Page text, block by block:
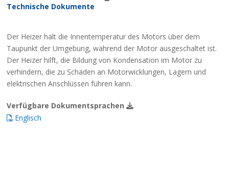
Technische Dokumente
Der Heizer hält die Innentemperatur des Motors über dem
Taupunkt der Umgebung, während der Motor ausgeschaltet ist.
Der Heizer hilft, die Bildung von Kondensation im Motor zu
verhindern, die zu Schäden an Motorwicklungen, Lagern und
elektrischen Anschlüssen führen kann.
Verfügbare Dokumentsprachen
Englisch